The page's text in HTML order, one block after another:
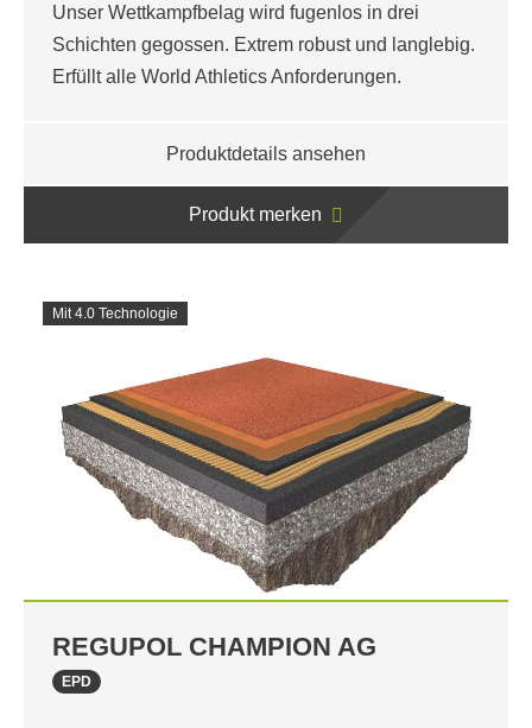
Unser Wettkampfbelag wird fugenlos in drei
Schichten gegossen. Extrem robust und langlebig.
Erfüllt alle World Athletics Anforderungen.
Produktdetails ansehen
Produkt merken
Mit 4.0 Technologie
REGUPOL CHAMPION AG
EPD